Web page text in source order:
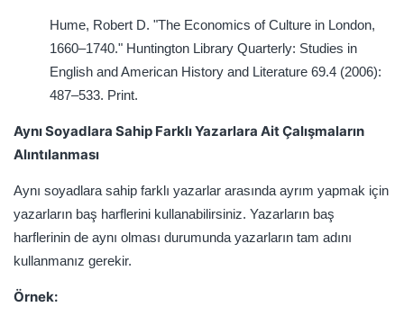
Hume, Robert D. "The Economics of Culture in London,
1660–1740." Huntington Library Quarterly: Studies in
English and American History and Literature 69.4 (2006):
487–533. Print.
Aynı Soyadlara Sahip Farklı Yazarlara Ait Çalışmaların
Alıntılanması
Aynı soyadlara sahip farklı yazarlar arasında ayrım yapmak için
yazarların baş harflerini kullanabilirsiniz. Yazarların baş
harflerinin de aynı olması durumunda yazarların tam adını
kullanmanız gerekir.
Örnek: